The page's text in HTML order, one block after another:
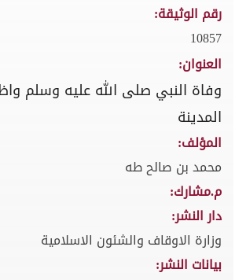
رقم الوثيقة:
10857
العنوان:
وفاة النبي صلى الله عليه وسلم
المدينة
المؤلف:
محمد بن صالح طه
م.مشارك:
دار النشر:
وزارة الاوقاف والشئون الاسلامية
بيانات النشر: